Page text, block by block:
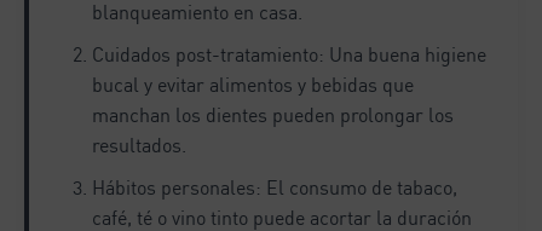
blanqueamiento en casa.
Cuidados post-tratamiento: Una buena higiene
bucal y evitar alimentos y bebidas que
manchan los dientes pueden prolongar los
resultados.
Hábitos personales: El consumo de tabaco,
café, té o vino tinto puede acortar la duración